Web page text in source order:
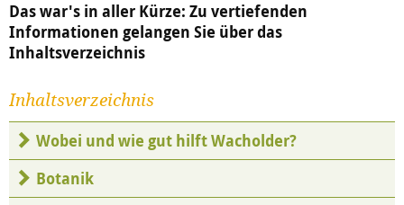
Das war's in aller Kürze: Zu vertiefenden
Informationen gelangen Sie über das
Inhaltsverzeichnis
Inhaltsverzeichnis
Wobei und wie gut hilft Wacholder?
Botanik